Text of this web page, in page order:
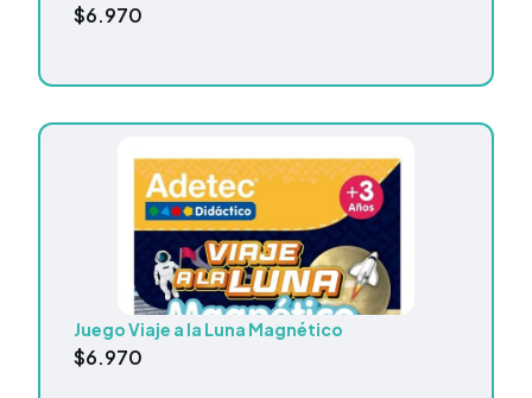
$6.970
Juego Viaje a la Luna Magnético
$6.970